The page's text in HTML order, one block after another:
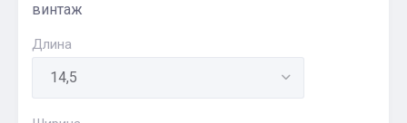
винтаж
Длина